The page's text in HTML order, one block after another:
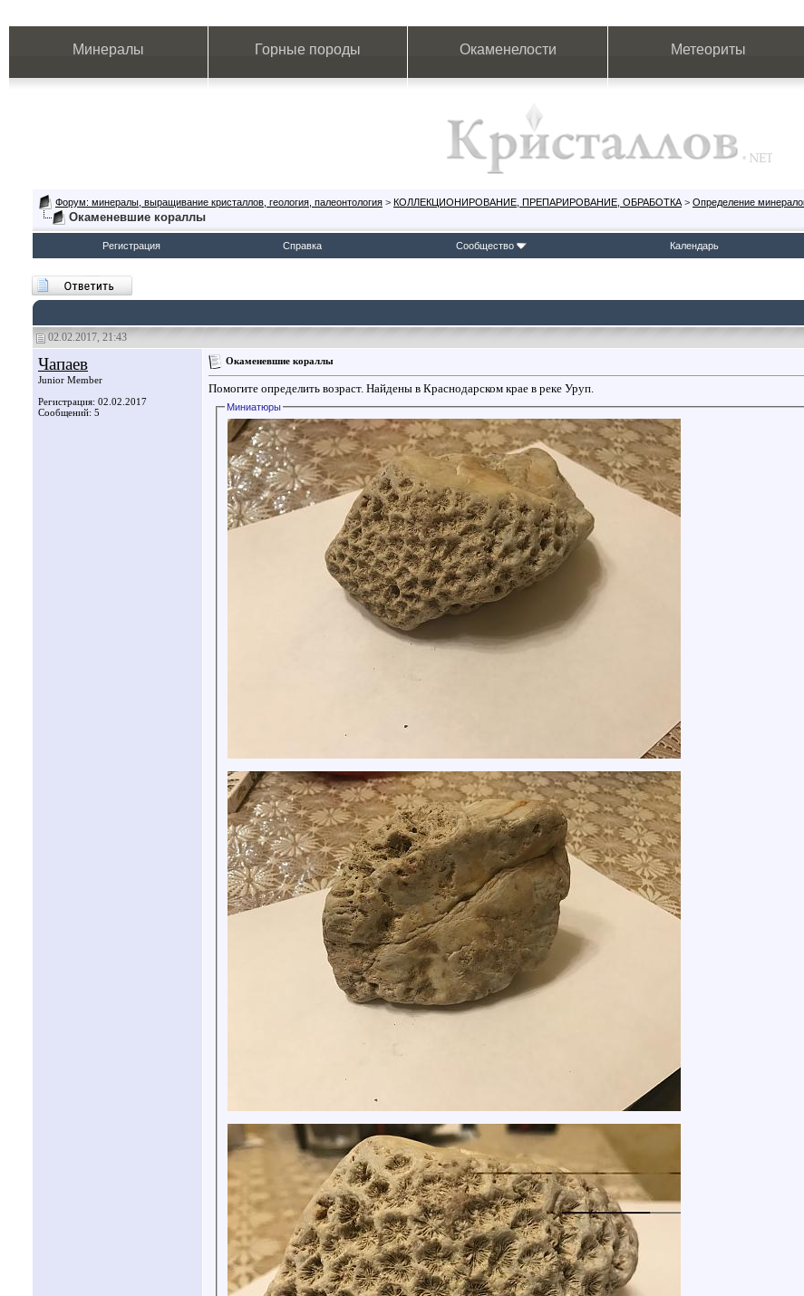
Минералы Горные породы Окаменелости Метеориты
Форум: минералы, выращивание кристаллов, геология, палеонтология > КОЛЛЕКЦИОНИРОВАНИЕ, ПРЕПАРИРОВАНИЕ, ОБРАБОТКА > Определение
Окаменевшие кораллы
Регистрация Справка Сообщество Календарь
02.02.2017, 21:43
Чапаев
Junior Member
Регистрация: 02.02.2017
Сообщений: 5
Окаменевшие кораллы
Помогите определить возраст. Найдены в Краснодарском крае в реке Уруп.
Миниатюры